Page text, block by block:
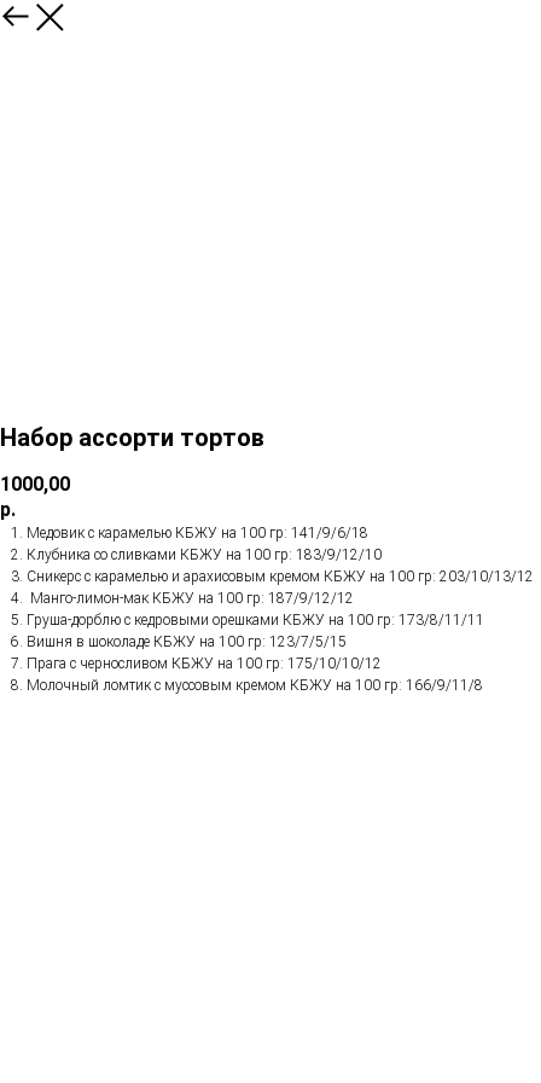
Набор ассорти тортов
1000,00
р.
Медовик с карамелью КБЖУ на 100 гр: 141/9/6/18
Клубника со сливками КБЖУ на 100 гр: 183/9/12/10
Сникерс с карамелью и арахисовым кремом КБЖУ на 100 гр: 203/10/13/12
Манго-лимон-мак КБЖУ на 100 гр: 187/9/12/12
Груша-дорблю с кедровыми орешками КБЖУ на 100 гр: 173/8/11/11
Вишня в шоколаде КБЖУ на 100 гр: 123/7/5/15
Прага с черносливом КБЖУ на 100 гр: 175/10/10/12
Молочный ломтик с муссовым кремом КБЖУ на 100 гр: 166/9/11/8